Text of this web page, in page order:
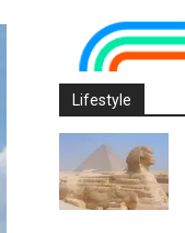
Lifestyle